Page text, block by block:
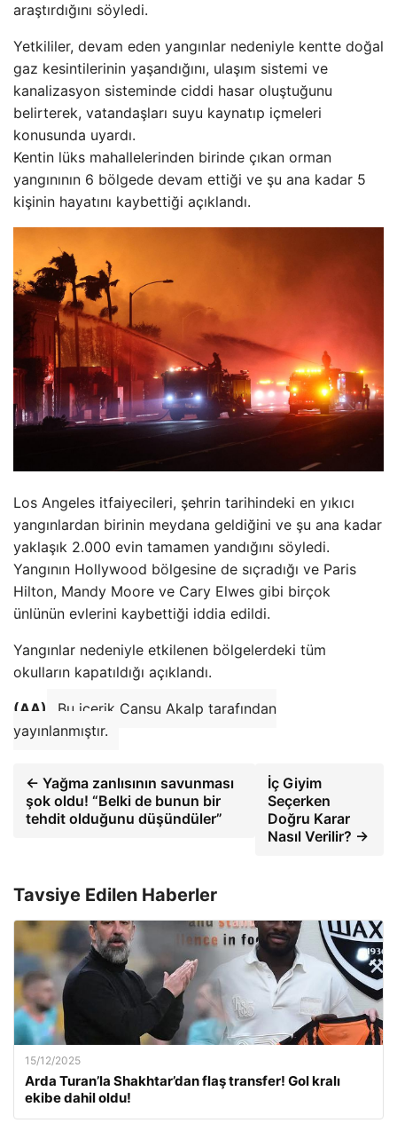
araştırdığını söyledi.
Yetkililer, devam eden yangınlar nedeniyle kentte doğal
gaz kesintilerinin yaşandığını, ulaşım sistemi ve
kanalizasyon sisteminde ciddi hasar oluştuğunu
belirterek, vatandaşları suyu kaynatıp içmeleri
konusunda uyardı.
Kentin lüks mahallelerinden birinde çıkan orman
yangınının 6 bölgede devam ettiği ve şu ana kadar 5
kişinin hayatını kaybettiği açıklandı.
Los Angeles itfaiyecileri, şehrin tarihindeki en yıkıcı
yangınlardan birinin meydana geldiğini ve şu ana kadar
yaklaşık 2.000 evin tamamen yandığını söyledi.
Yangının Hollywood bölgesine de sıçradığı ve Paris
Hilton, Mandy Moore ve Cary Elwes gibi birçok
ünlünün evlerini kaybettiği iddia edildi.
Yangınlar nedeniyle etkilenen bölgelerdeki tüm
okulların kapatıldığı açıklandı.
(AA)
Bu içerik Cansu Akalp tarafından
yayınlanmıştır.
← Yağma zanlısının savunması
şok oldu! “Belki de bunun bir
tehdit olduğunu düşündüler”
İç Giyim
Seçerken
Doğru Karar
Nasıl Verilir? →
Tavsiye Edilen Haberler
15/12/2025
Arda Turan’la Shakhtar’dan flaş transfer! Gol kralı
ekibe dahil oldu!